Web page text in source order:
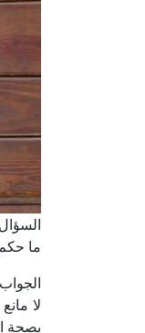
ما
لا
بصحة